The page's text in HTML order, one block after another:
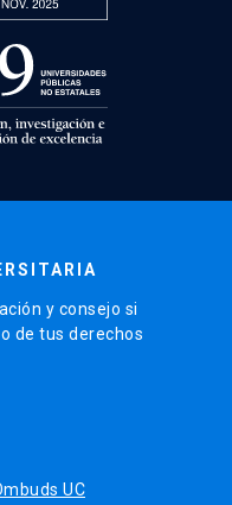
y consejo si
de tus derechos
UC